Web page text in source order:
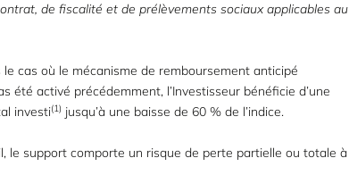
de fiscalité et de prélèvements sociaux applicables au
cas où le mécanisme de remboursement anticipé
été activé précédemment, l’Investisseur bénéficie d’une
investi(1) jusqu’à une baisse de 60 % de l’indice.
le support comporte un risque de perte partielle ou totale à